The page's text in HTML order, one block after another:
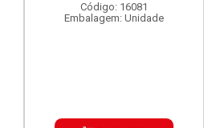
Código: 16081
Embalagem: Unidade